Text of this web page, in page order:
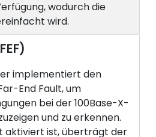
wodurch die
wird.
implementiert den
End Fault, um
bei der 100Base-X-
und zu erkennen.
aktiviert ist, überträgt der